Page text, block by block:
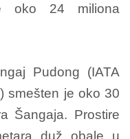
oko 24 miliona
Pudong (IATA
smešten je oko 30
Šangaja. Prostire
duž obale u